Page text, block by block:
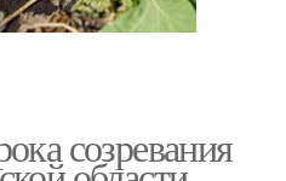
созревания